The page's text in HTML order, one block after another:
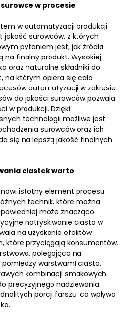
w procesie
w automatyzacji produkcji
jakość surowców, z których
pytaniem jest, jak źródła
na finalny produkt. Wysokiej
oraz naturalne składniki do
którym opiera się cała
automatyzacji w zakresie
do jakości surowców pozwala
w produkcji. Dzięki
technologii możliwe jest
surowców oraz ich
się na lepszą jakość finalnych
ciastek warto
istotny element procesu
technik, które można
może znacząco
natryskiwanie ciasta w
na uzyskanie efektów
które przyciągają konsumentów.
polegająca na
warstwami ciasta,
kombinacji smakowych.
precyzyjnego nadziewania
porcji farszu, co wpływa